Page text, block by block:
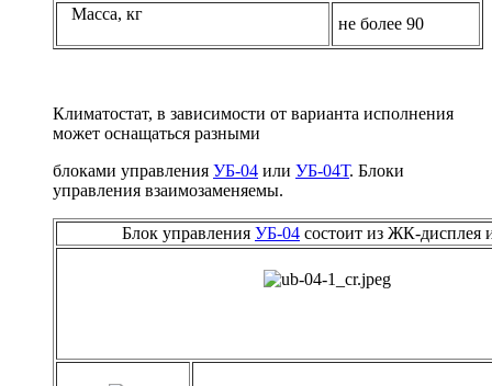
Масса, кг
не более 90
Климатостат, в зависимости от варианта исполнения
может оснащаться разными
блоками управления УБ-04 или УБ-04Т. Блоки
управления взаимозаменяемы.
Блок управления УБ-04 состоит из ЖК-дисплея